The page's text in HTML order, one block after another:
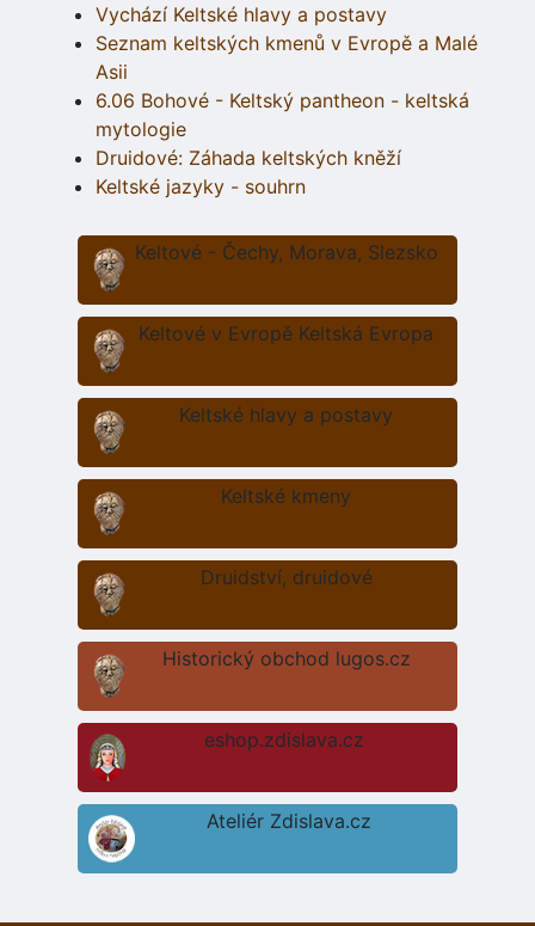
Vychází Keltské hlavy a postavy
Seznam keltských kmenů v Evropě a Malé
Asii
6.06 Bohové - Keltský pantheon - keltská
mytologie
Druidové: Záhada keltských kněží
Keltské jazyky - souhrn
Keltové - Čechy, Morava, Slezsko
Keltové v Evropě Keltská Evropa
Keltské hlavy a postavy
Keltské kmeny
Druidství, druidové
Historický obchod lugos.cz
eshop.zdislava.cz
Ateliér Zdislava.cz